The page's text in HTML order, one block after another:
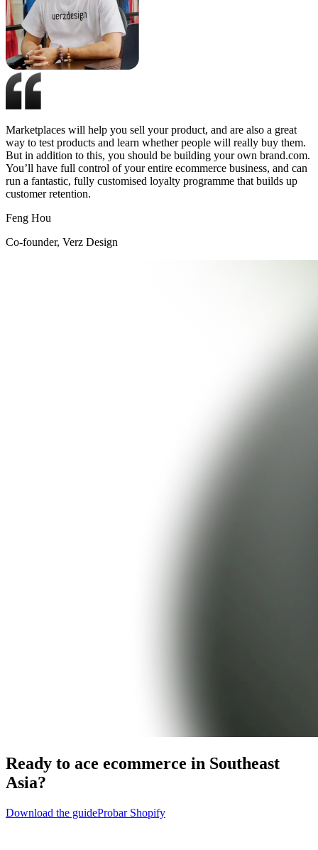
Marketplaces will help you sell your product, and are also a great
way to test products and learn whether people will really buy them.
But in addition to this, you should be building your own brand.com.
You’ll have full control of your entire ecommerce business, and can
run a fantastic, fully customised loyalty programme that builds up
customer retention.
Feng Hou
Co-founder, Verz Design
Ready to ace ecommerce in Southeast
Asia?
Download the guideProbar Shopify